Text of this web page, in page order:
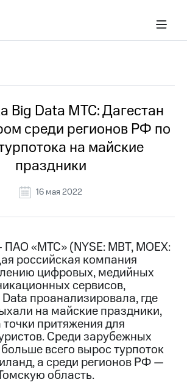
Big Data МТС: Дагестан
среди регионов РФ по
на майские
праздники
16 мая 2022
«МТС» (NYSE: MBT, MOEX:
российская компания
цифровых, медийных
сервисов,
проанализировала, где
на майские праздники,
притяжения для
Среди зарубежных
всего вырос турпоток
а среди регионов РФ —
область.